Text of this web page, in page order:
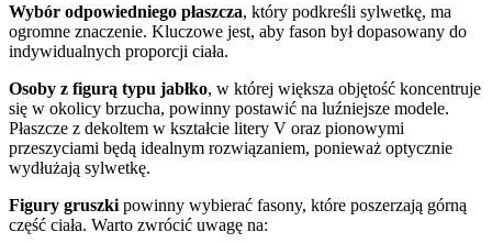
Wybór odpowiedniego płaszcza, który podkreśli sylwetkę, ma
ogromne znaczenie. Kluczowe jest, aby fason był dopasowany do
indywidualnych proporcji ciała.
Osoby z figurą typu jabłko, w której większa objętość koncentruje
się w okolicy brzucha, powinny postawić na luźniejsze modele.
Płaszcze z dekoltem w kształcie litery V oraz pionowymi
przeszyciami będą idealnym rozwiązaniem, ponieważ optycznie
wydłużają sylwetkę.
Figury gruszki powinny wybierać fasony, które poszerzają górną
część ciała. Warto zwrócić uwagę na: